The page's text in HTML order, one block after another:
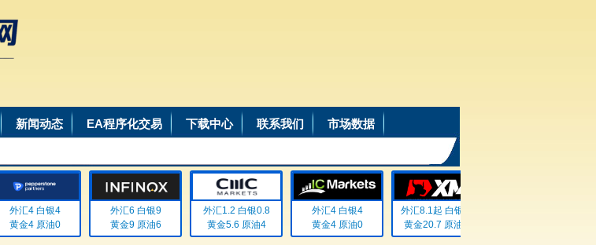
新闻动态 EA程序化交易 下载中心 联系我们 市场数据
外汇4 白银4
黄金4 原油0
外汇6 白银9
黄金9 原油6
外汇1.2 白银0.8
黄金5.6 原油4
外汇4 白银4
黄金4 原油0
外汇8.1起 白银72
黄金20.7 原油无